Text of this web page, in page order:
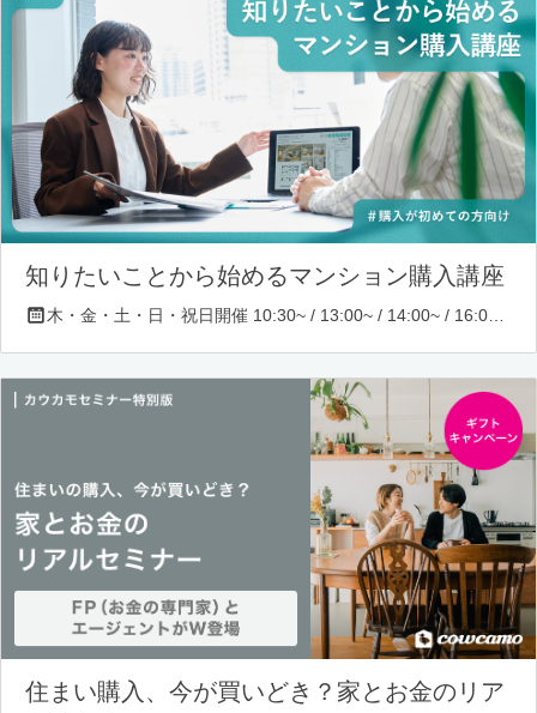
知りたいことから始めるマンション購入講座
住まい購入、今が買いどき？家とお金のリア